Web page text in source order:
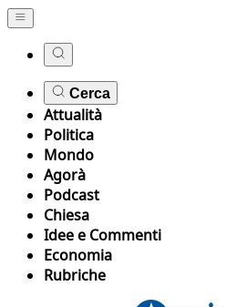
Cerca
Attualità
Politica
Mondo
Agorà
Podcast
Chiesa
Idee e Commenti
Economia
Rubriche